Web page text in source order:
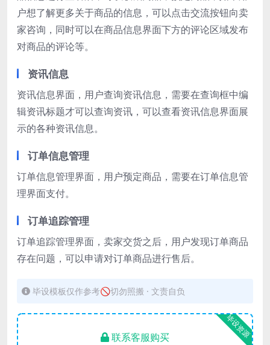
户想了解更多关于商品的信息，可以点击交流按钮向卖
家咨询，同时可以在商品信息界面下方的评论区域发布
对商品的评论等。
资讯信息
资讯信息界面，用户查询资讯信息，需要在查询框中编
辑资讯标题才可以查询资讯，可以查看资讯信息界面展
示的各种资讯信息。
订单信息管理
订单信息管理界面，用户预定商品，需要在订单信息管
理界面支付。
订单追踪管理
订单追踪管理界面，卖家交货之后，用户发现订单商品
存在问题，可以申请对订单商品进行售后。
毕设模板仅作参考🚫切勿照搬 · 文责自负
毕设资源
联系客服购买